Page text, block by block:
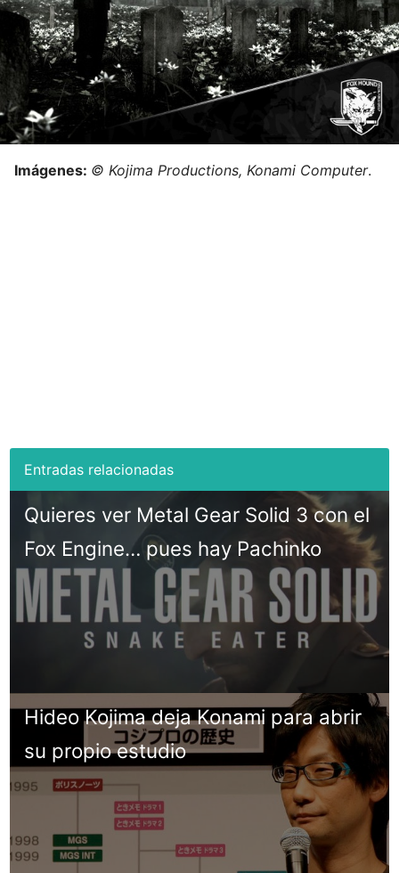
Imágenes: © Kojima Productions, Konami Computer.
Quieres ver Metal Gear Solid 3 con el
Fox Engine… pues hay Pachinko
Hideo Kojima deja Konami para abrir
su propio estudio